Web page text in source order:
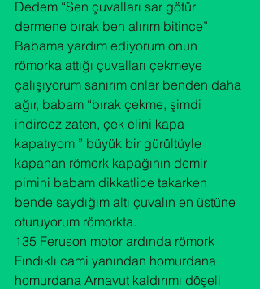
Dedem “Sen çuvalları sar götür
dermene bırak ben alırım bitince”
Babama yardım ediyorum onun
römorka attığı çuvalları çekmeye
çalışıyorum sanırım onlar benden daha
ağır, babam “bırak çekme, şimdi
indircez zaten, çek elini kapa
kapatıyom ” büyük bir gürültüyle
kapanan römork kapağının demir
pimini babam dikkatlice takarken
bende saydığım altı çuvalın en üstüne
oturuyorum römorkta.
135 Feruson motor ardında römork
Fındıklı cami yanından homurdana
homurdana Arnavut kaldırımı döşeli